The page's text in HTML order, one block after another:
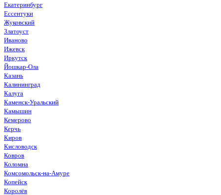
Екатеринбург
Ессентуки
Жуковский
Златоуст
Иваново
Ижевск
Иркутск
Йошкар-Ола
Казань
Калининград
Калуга
Каменск-Уральский
Камышин
Кемерово
Керчь
Киров
Кисловодск
Ковров
Коломна
Комсомольск-на-Амуре
Копейск
Королёв